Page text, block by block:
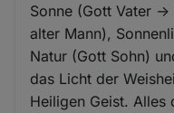
Sonne (Gott Vater -
alter Mann),
Natur (Gott Sohn)
das Licht der
Heiligen Geist. Alles